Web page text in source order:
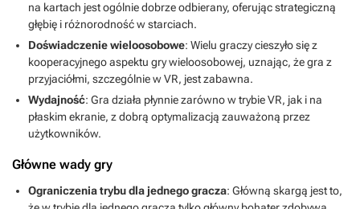
na kartach jest ogólnie dobrze odbierany, oferując strategiczną
głębię i różnorodność w starciach.
Doświadczenie wieloosobowe: Wielu graczy cieszyło się z
kooperacyjnego aspektu gry wieloosobowej, uznając, że gra z
przyjaciółmi, szczególnie w VR, jest zabawna.
Wydajność: Gra działa płynnie zarówno w trybie VR, jak i na
płaskim ekranie, z dobrą optymalizacją zauważoną przez
użytkowników.
Główne wady gry
Ograniczenia trybu dla jednego gracza: Główną skargą jest to,